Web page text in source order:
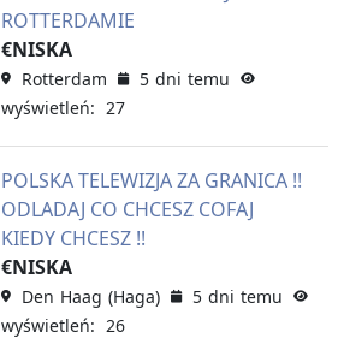
ROTTERDAMIE
€NISKA
Rotterdam
5 dni temu
wyświetleń: 27
POLSKA TELEWIZJA ZA GRANICA !!
ODLADAJ CO CHCESZ COFAJ
KIEDY CHCESZ !!
€NISKA
Den Haag (Haga)
5 dni temu
wyświetleń: 26